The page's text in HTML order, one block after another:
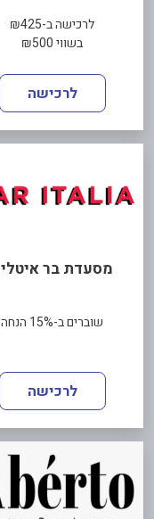
לרכישה ב-₪425
בשווי ₪500
לרכישה
מסעדת בר
שוברים ב-15% הנחה
לרכישה